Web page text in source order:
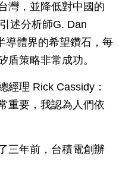
灣，並降低對中國的
述分析師G. Dan
導體界的希望鑽石，每
盾策略非常成功。
經理 Rick Cassidy：
重要，我認為人們依
三年前，台積電創辦